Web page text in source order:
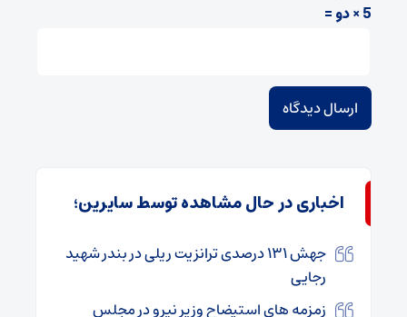
5 × دو =
اخباری در حال مشاهده توسط سایرین؛
جهش ۱۳۱ درصدی ترانزیت ریلی در بندر شهید
رجایی
زمزمه های استیضاح وزیر نیرو در مجلس